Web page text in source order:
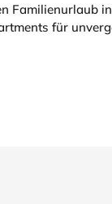
Familienurlaub in
für